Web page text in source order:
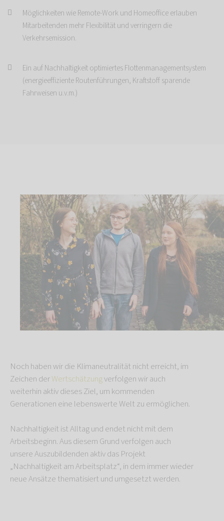
Möglichkeiten wie Remote-Work und Homeoffice erlauben
Mitarbeitenden mehr Flexibilität und verringern die
Verkehrsemission.
Ein auf Nachhaltigkeit optimiertes Flottenmanagementsystem
(energieeffiziente Routenführungen, Kraftstoff sparende
Fahrweisen u.v.m.)
Noch haben wir die Klimaneutralität nicht erreicht, im
Zeichen derWertschätzungverfolgen wir auch
weiterhin aktiv dieses Ziel, um kommenden
Generationen eine lebenswerte Welt zu ermöglichen.
Nachhaltigkeit ist Alltag und endet nicht mit dem
Arbeitsbeginn. Aus diesem Grund verfolgen auch
unsere Auszubildenden aktiv das Projekt
„Nachhaltigkeit am Arbeitsplatz“, in dem immer wieder
neue Ansätze thematisiert und umgesetzt werden.